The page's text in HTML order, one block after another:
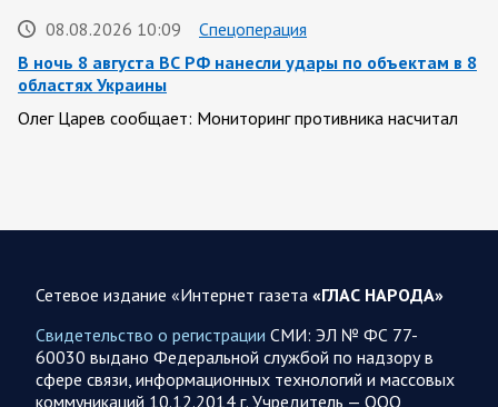
08.08.2026 10:09
Спецоперация
В ночь 8 августа ВС РФ нанесли удары по объектам в 8
областях Украины
Олег Царев сообщает: Мониторинг противника насчитал
08.08.2026 10:05
Спецоперация
397 украинских БПЛА сбито ПВО ночью над 15 субъектами
Белгородской, Брянской, Воронежской, Курской, Липецкой,
Орловской,…
Сетевое издание «Интернет газета «ГЛАС НАРОДА»
Свидетельство о регистрации СМИ: ЭЛ № ФС 77-
60030 выдано Федеральной службой по надзору в
сфере связи, информационных технологий и массовых
коммуникаций 10.12.2014 г. Учредитель — ООО